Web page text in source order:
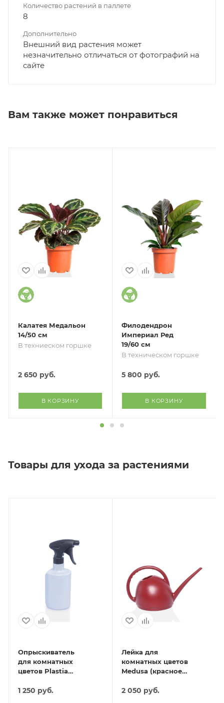
Количество растений в паллете
8
Дополнительно
Внешний вид растения может
незначительно отличаться от фотографий на
сайте
Вам также может понравиться
Калатея Медальон
14/50 см
В техниеском горшке
2 650 руб.
В КОРЗИНУ
Филодендрон
Империал Ред
19/60 см
В техническом горшке
5 800 руб.
В КОРЗИНУ
Товары для ухода за растениями
Опрыскиватель
для комнатных
цветов Plastia
1 250 руб.
Лейка для
комнатных цветов
Medusa (красное
2 050 руб.